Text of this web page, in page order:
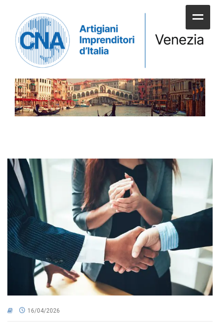
HOME
SERVIZI ALLE IMPRESE
APPUNTAMENTI E NEWS
SPORTELLI
CNA NEL TERRITORIO
AREA RISERVATA
16/04/2026